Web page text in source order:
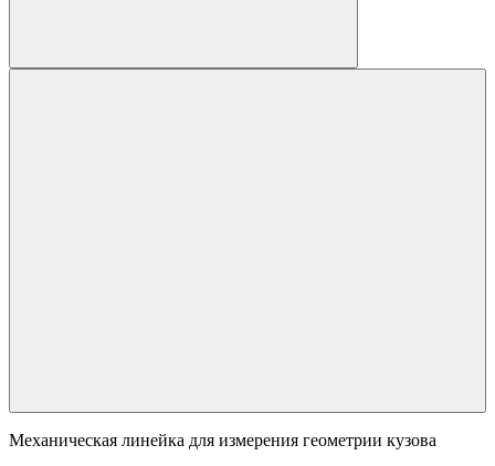
Механическая линейка для измерения геометрии кузова